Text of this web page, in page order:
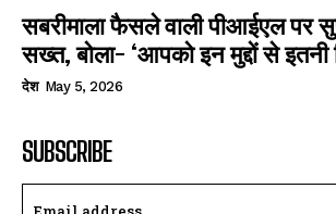
सबरीमाला फैसले वाली पीआईएल पर
सख्त, बोला- ‘आपको इन मुद्दों से इतनी
देश May 5, 2026
SUBSCRIBE